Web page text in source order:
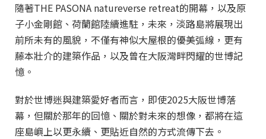
隨著THE PASONA natureverse retreat的開幕，以及原
子小金剛館、荷蘭館陸續進駐，未來，淡路島將展現出
前所未有的風貌，不僅有神似大屋根的優美弧線，更有
藤本壯介的建築作品，以及曾在大阪灣畔閃耀的世博記
憶。
對於世博迷與建築愛好者而言，即使2025大阪世博落
幕，但關於那年的回憶、關於對未來的想像，都將在這
座島嶼上以更永續、更貼近自然的方式流傳下去。